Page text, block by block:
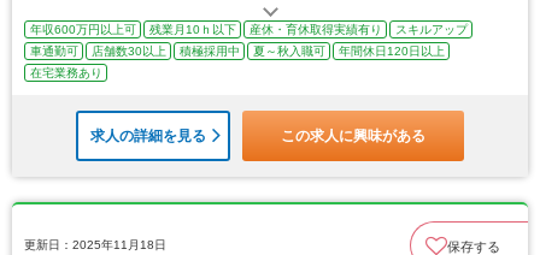
年収600万円以上可 残業月10ｈ以下 産休・育休取得実績有り
スキルアップ
車通勤可
店舗数30以上 積極採用中 夏～秋入職可
年間休日120日以上
在宅業務あり
求人の詳細を見る この求人に興味がある
更新日：2025年11月18日 保存する